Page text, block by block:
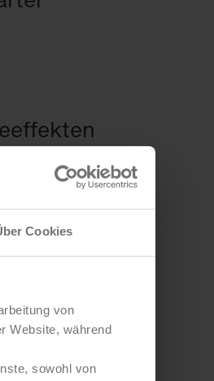
Cookies
von
Website, während
sowohl von